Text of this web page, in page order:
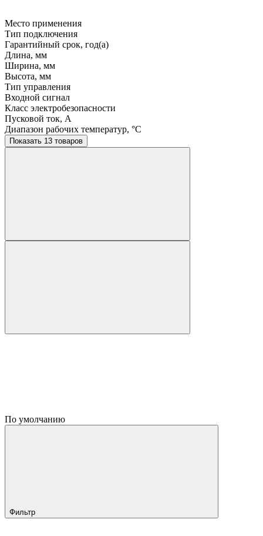
Место применения
Тип подключения
Гарантийный срок, год(а)
Длина, мм
Ширина, мм
Высота, мм
Тип управления
Входной сигнал
Класс электробезопасности
Пусковой ток, A
Диапазон рабочих температур, °C
Показать 13 товаров
По умолчанию
Фильтр